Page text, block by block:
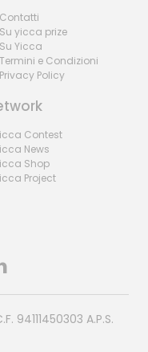
yicca prize
Yicca
e Condizioni
Policy
Contest
News
Shop
Project
94111450303 A.P.S.